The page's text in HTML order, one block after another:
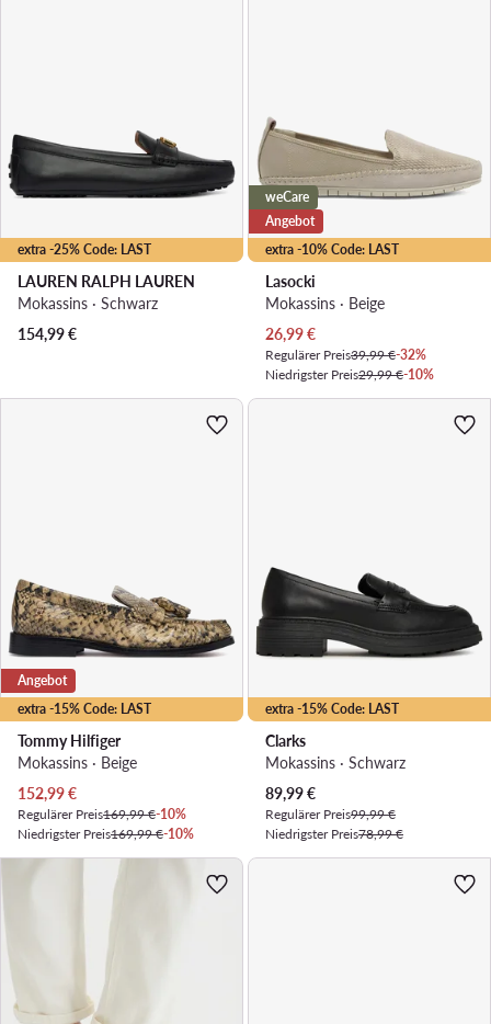
extra -25% Code: LAST
LAUREN RALPH LAUREN
Mokassins · Schwarz
154,99€
extra -10% Code: LAST
weCare
Angebot
Lasocki
Mokassins · Beige
Aktueller Preis
26,99€
Regulärer Preis39,99 €-32%
Niedrigster Preis29,99 €-10%
extra -15% Code: LAST
Angebot
Tommy Hilfiger
Mokassins · Beige
Aktueller Preis
152,99€
Regulärer Preis169,99 €-10%
Niedrigster Preis169,99 €-10%
extra -15% Code: LAST
Clarks
Mokassins · Schwarz
Aktueller Preis
89,99€
Regulärer Preis99,99 €
Niedrigster Preis78,99 €